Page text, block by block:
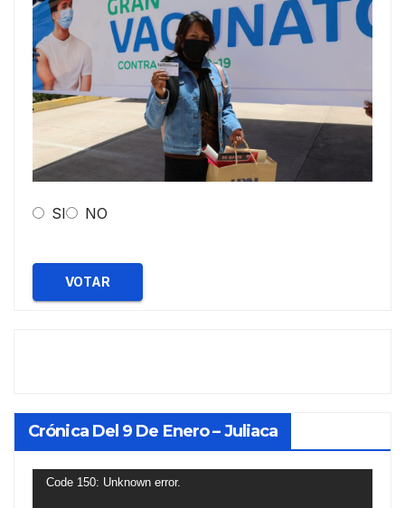
SI NO
VOTAR
Crónica Del 9 De Enero – Juliaca
Reproductor
Code 150: Unknown error.